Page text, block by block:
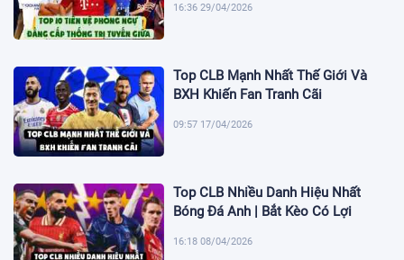
16:36 29/04/2026
Top CLB Mạnh Nhất Thế Giới Và
BXH Khiến Fan Tranh Cãi
09:57 17/04/2026
Top CLB Nhiều Danh Hiệu Nhất
Bóng Đá Anh | Bắt Kèo Có Lợi
16:18 08/04/2026